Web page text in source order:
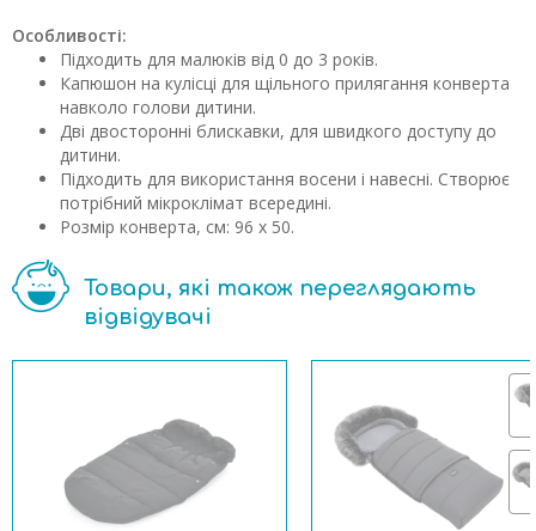
Особливості:
Підходить для малюків від 0 до 3 років.
Капюшон на кулісці для щільного прилягання конверта
навколо голови дитини.
Дві двосторонні блискавки, для швидкого доступу до
дитини.
Підходить для використання восени і навесні. Створює
потрібний мікроклімат всередині.
Розмір конверта, см: 96 x 50.
Товари, які також переглядають
відвідувачі